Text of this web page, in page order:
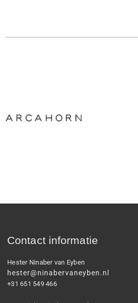
Contact informatie
Hester Ninaber van Eyben
hester@ninabervaneyben.nl
+31 651 549 466